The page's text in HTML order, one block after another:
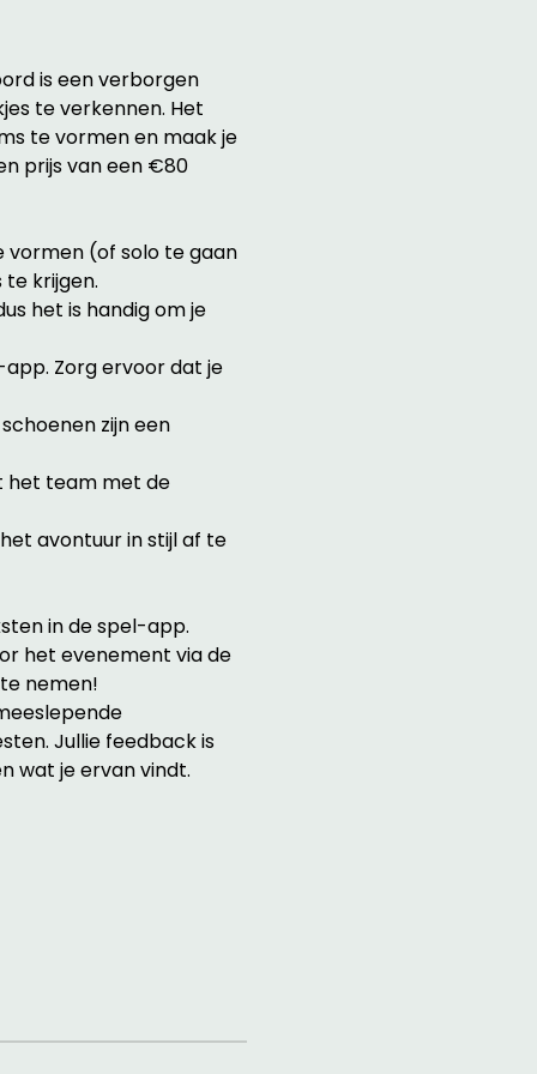
is een verborgen
te verkennen. Het
te vormen en maak je
prijs van een €80
vormen (of solo te gaan
krijgen.
het is handig om je
Zorg ervoor dat je
zijn een
het team met de
avontuur in stijl af te
in de spel-app.
het evenement via de
nemen!
Jullie feedback is
wat je ervan vindt.